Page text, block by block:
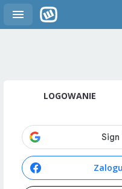
LOGOWANIE